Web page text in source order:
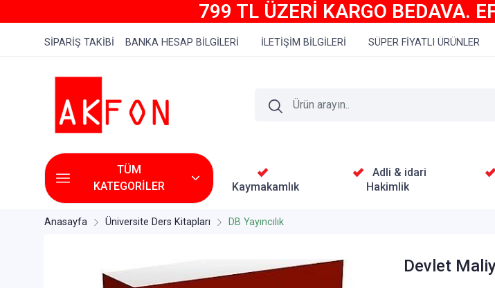
799 TL ÜZERİ KARGO BEDAVA.
SİPARİŞ TAKİBİ BANKA HESAP BİLGİLERİ İLETİŞİM BİLGİLERİ SÜPER FİYATLI ÜRÜNLER
TÜM
KATEGORİLER
Kaymakamlık
Adli & idari
Hakimlik
Anasayfa Üniversite Ders Kitapları DB Yayıncılık
Devlet